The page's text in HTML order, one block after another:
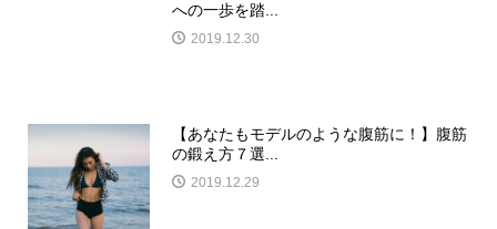
への一歩を踏...
2019.12.30
【あなたもモデルのような腹筋に！】腹筋
の鍛え方７選...
2019.12.29